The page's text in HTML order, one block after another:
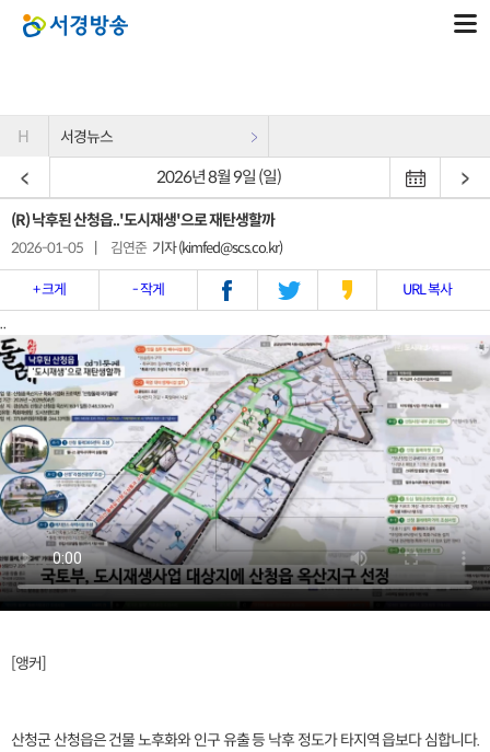
H 서경뉴스
2026년 8월 9일 (일)
(R) 낙후된 산청읍..'도시재생'으로 재탄생할까
2026-01-05 김연준 기자 (kimfed@scs.co.kr)
+ 크게 - 작게 URL 복사
..
[앵커]
산청군 산청읍은 건물 노후화와 인구 유출 등 낙후 정도가 타지역 읍보다 심합니다.